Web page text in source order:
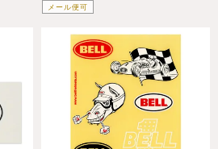
メール便可